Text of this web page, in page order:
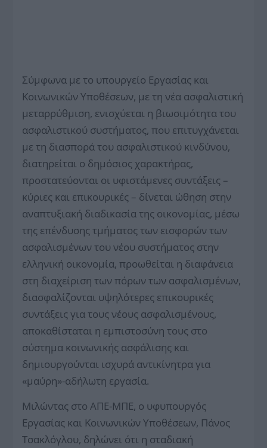
Σύμφωνα με το υπουργείο Εργασίας και
Κοινωνικών Υποθέσεων, με τη νέα ασφαλιστική
μεταρρύθμιση, ενισχύεται η βιωσιμότητα του
ασφαλιστικού συστήματος, που επιτυγχάνεται
με τη διασπορά του ασφαλιστικού κινδύνου,
διατηρείται ο δημόσιος χαρακτήρας,
προστατεύονται οι υφιστάμενες συντάξεις –
κύριες και επικουρικές – δίνεται ώθηση στην
αναπτυξιακή διαδικασία της οικονομίας, μέσω
της επένδυσης τμήματος των εισφορών των
ασφαλισμένων του νέου συστήματος στην
ελληνική οικονομία, προωθείται η διαφάνεια
στη διαχείριση των πόρων των ασφαλισμένων,
διασφαλίζονται υψηλότερες επικουρικές
συντάξεις για τους νέους ασφαλισμένους,
αποκαθίσταται η εμπιστοσύνη τους στο
σύστημα κοινωνικής ασφάλισης και
δημιουργούνται ισχυρά αντικίνητρα για
«μαύρη»-αδήλωτη εργασία.
Μιλώντας στο ΑΠΕ-ΜΠΕ, ο υφυπουργός
Εργασίας και Κοινωνικών Υποθέσεων, Πάνος
Τσακλόγλου, δηλώνει ότι η σταδιακή